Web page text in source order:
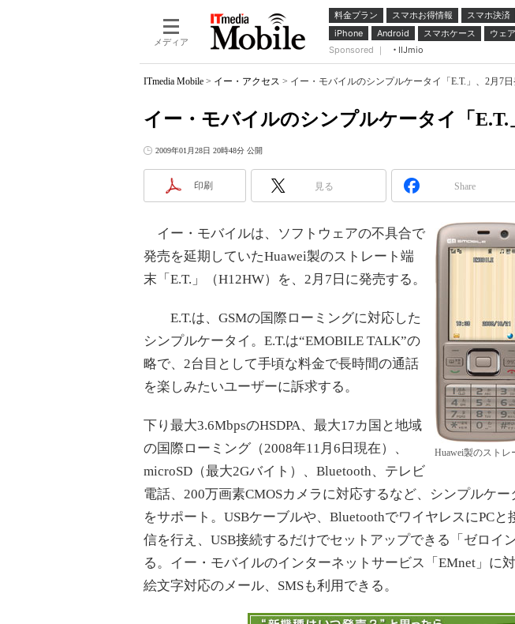
メディア
料金プラン スマホお得情報 スマホ決済
iPhone
Android スマホケース ウェ
Sponsored ｜
IIJmio
ITmedia Mobile > イー・アクセス > イー・モバイルのシンプルケータイ「E.T.」、2月7
イー・モバイルのシンプルケータイ「E.T.
2009年01月28日 20時48分 公開
印刷 見る Share
Huawei製のストレ
イー・モバイルは、ソフトウェアの不具合で
発売を延期していたHuawei製のストレート端
末「E.T.」（H12HW）を、2月7日に発売する。
E.T.は、GSMの国際ローミングに対応した
シンプルケータイ。E.T.は“EMOBILE TALK”の
略で、2台目として手頃な料金で長時間の通話
を楽しみたいユーザーに訴求する。
下り最大3.6MbpsのHSDPA、最大17カ国と地域
の国際ローミング（2008年11月6日現在）、
microSD（最大2Gバイト）、Bluetooth、テレビ
電話、200万画素CMOSカメラに対応するなど、シンプルケ
をサポート。USBケーブルや、BluetoothでワイヤレスにPCと
信を行え、USB接続するだけでセットアップできる「ゼロイ
る。イー・モバイルのインターネットサービス「EMnet」に
絵文字対応のメール、SMSも利用できる。